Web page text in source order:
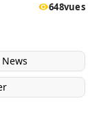
648vues